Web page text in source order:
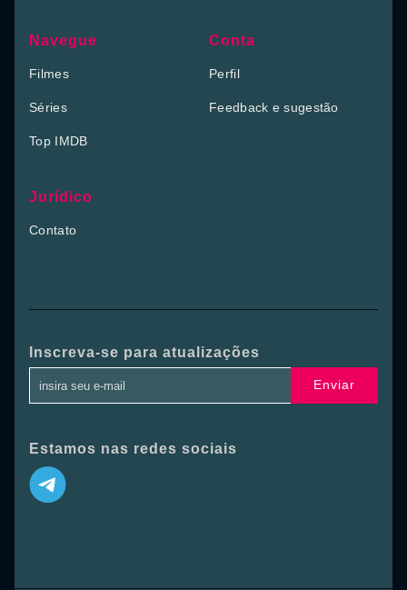
Navegue
Filmes
Séries
Top IMDB
Conta
Perfil
Feedback e sugestão
Jurídico
Contato
Inscreva-se para atualizações
Enviar
Estamos nas redes sociais